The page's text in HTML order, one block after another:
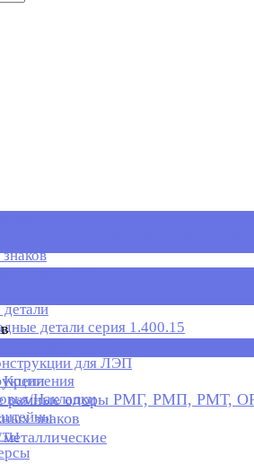
детали серия 1.400.15
для ЛЭП
Накладки
рамные опоры РМГ, РМП, РМТ,
знаков